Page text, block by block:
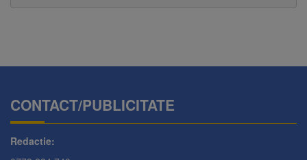
CONTACT/PUBLICITATE
Redactie: